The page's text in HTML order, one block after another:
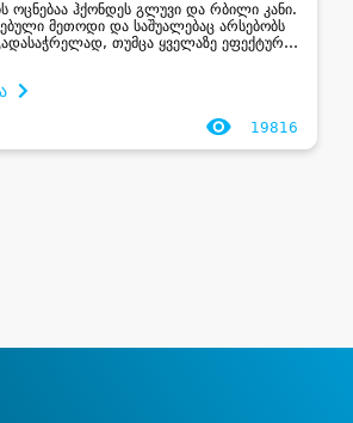
ოცნებაა ჰქონდეს გლუვი და რბილი კანი.
მეთოდი და საშუალებაც არსებობს
თუმცა ყველაზე ეფექტურ
19816